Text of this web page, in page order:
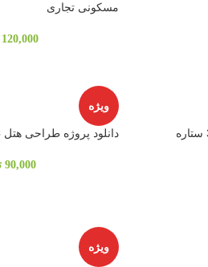
مسکونی تجاری
120,000
ویژه
دانلود پروژه طراحی هتل 3 ستاره
90,000
ویژه